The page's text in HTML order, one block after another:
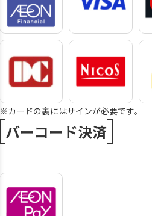
※カードの裏にはサインが必要です。
バーコード決済